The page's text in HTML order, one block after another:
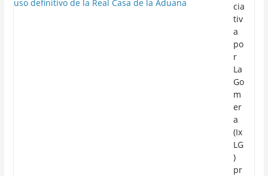
cia
tiv
a
po
r
La
Go
m
er
a
(Ix
LG
)
pr